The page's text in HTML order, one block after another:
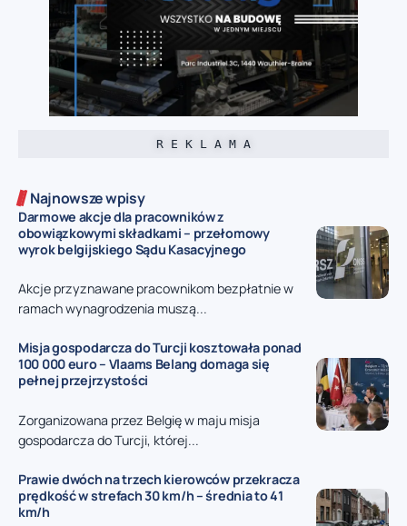
R E K L A M A
Najnowsze wpisy
Darmowe akcje dla pracowników z
obowiązkowymi składkami – przełomowy
wyrok belgijskiego Sądu Kasacyjnego
Akcje przyznawane pracownikom bezpłatnie w
ramach wynagrodzenia muszą...
Misja gospodarcza do Turcji kosztowała ponad
100 000 euro – Vlaams Belang domaga się
pełnej przejrzystości
Zorganizowana przez Belgię w maju misja
gospodarcza do Turcji, której...
Prawie dwóch na trzech kierowców przekracza
prędkość w strefach 30 km/h – średnia to 41
km/h